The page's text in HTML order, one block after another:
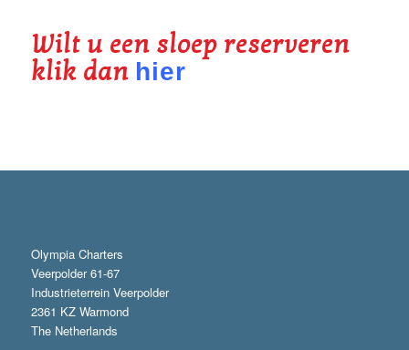
Wilt u een sloep reserveren
klik dan hier
Olympia Charters
Veerpolder 61-67
Industrieterrein Veerpolder
2361 KZ Warmond
The Netherlands